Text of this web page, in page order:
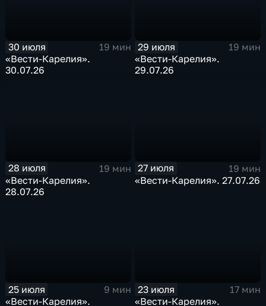
30 июля
19 мин
«Вести-Карелия».
30.07.26
29 июля
19 мин
«Вести-Карелия».
29.07.26
28 июля
19 мин
«Вести-Карелия».
28.07.26
27 июля
19 мин
«Вести-Карелия». 27.07.26
25 июля
9 мин
«Вести-Карелия».
23 июля
17 мин
«Вести-Карелия».